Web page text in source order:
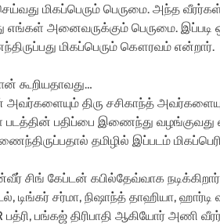
மிகப்பெரும் பெருமை. அந்த
எங்கள் அனைவருக்கும் பெருமை. இப்படி
மிகப்பெரும் கௌரவம் என்றார்.
கூறியதாவது…
திரு சசிகாந்த்
பதிப்பை இணைந்து வழங்குவது
தமிழில் இப்படம்
ரன்வீர் சிங் கேப்டன் கபில்தேவ்வாக
டிங்கர் சர்மா, நிஷாந்த் தாஹியா,
பத்ரி, பங்கஜ் திரிபாதி ஆகியோர் அணி